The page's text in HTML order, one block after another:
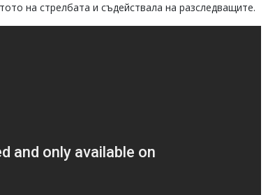
на стрелбата и съдействала на разследващите.